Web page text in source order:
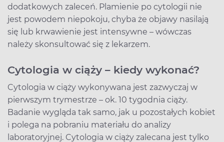
dodatkowych zaleceń. Plamienie po cytologii nie
jest powodem niepokoju, chyba że objawy nasilają
się lub krwawienie jest intensywne – wówczas
należy skonsultować się z lekarzem.
Cytologia w ciąży – kiedy wykonać?
Cytologia w ciąży wykonywana jest zazwyczaj w
pierwszym trymestrze – ok. 10 tygodnia ciąży.
Badanie wygląda tak samo, jak u pozostałych kobiet
i polega na pobraniu materiału do analizy
laboratoryjnej. Cytologia w ciąży zalecana jest tylko